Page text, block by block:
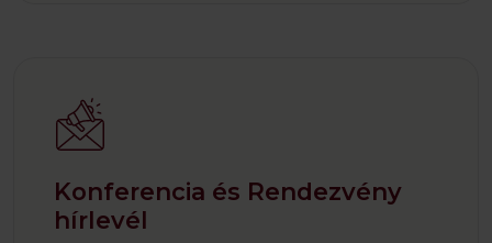
Konferencia és Rendezvény
hírlevél